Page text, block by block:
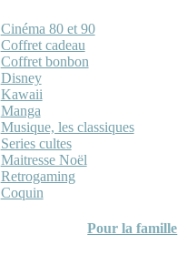
Cinéma 80 et 90
Coffret cadeau
Coffret bonbon
Disney
Kawaii
Manga
Musique, les classiques
Series cultes
Maitresse Noël
Retrogaming
Coquin
Pour la famille